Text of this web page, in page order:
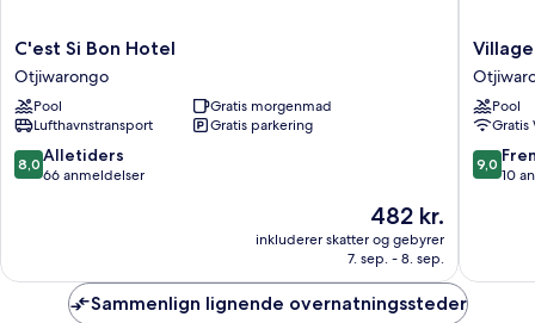
C'est
Si
Bon
Hotel
Otjiwarongo
C'est Si Bon Hotel
Otjiwarongo
Pool
Gratis morgenmad
Lufthavnstransport
Gratis parkering
8.0
ud
anmeldelser
8,0 Alletiders
66 anmeldelser
Prisen
482 kr.
482 kr.
inkluderer skatter og gebyrer
7. sep. - 8. sep.
Village
Hotel
Pool
Gratis
9.0
ud
9,0
10
Sammenlign lignende overnatningssteder